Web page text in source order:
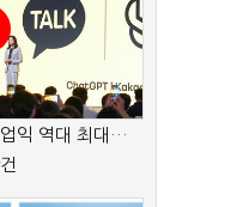
익 역대 최대…